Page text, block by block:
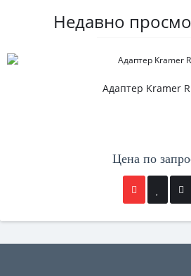
Недавно
Адаптер Kramer
Цена по